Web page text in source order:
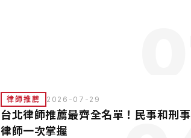
律師推薦 2026-07-29
台北律師推薦最齊全名單！民事和刑事
律師一次掌握